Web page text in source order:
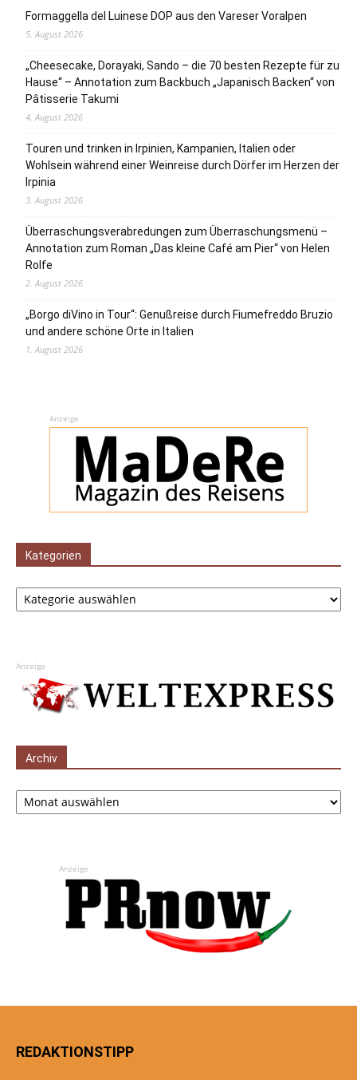
Formaggella del Luinese DOP aus den Vareser Voralpen
5. August 2026
„Cheesecake, Dorayaki, Sando – die 70 besten Rezepte für zu
Hause“ – Annotation zum Backbuch „Japanisch Backen“ von
Pâtisserie Takumi
4. August 2026
Touren und trinken in Irpinien, Kampanien, Italien oder
Wohlsein während einer Weinreise durch Dörfer im Herzen der
Irpinia
3. August 2026
Überraschungsverabredungen zum Überraschungsmenü –
Annotation zum Roman „Das kleine Café am Pier“ von Helen
Rolfe
2. August 2026
„Borgo diVino in Tour“: Genußreise durch Fiumefreddo Bruzio
und andere schöne Orte in Italien
1. August 2026
Anzeige
Kategorien
Kategorien
Anzeige
Archiv
Archiv
Anzeige
REDAKTIONSTIPP